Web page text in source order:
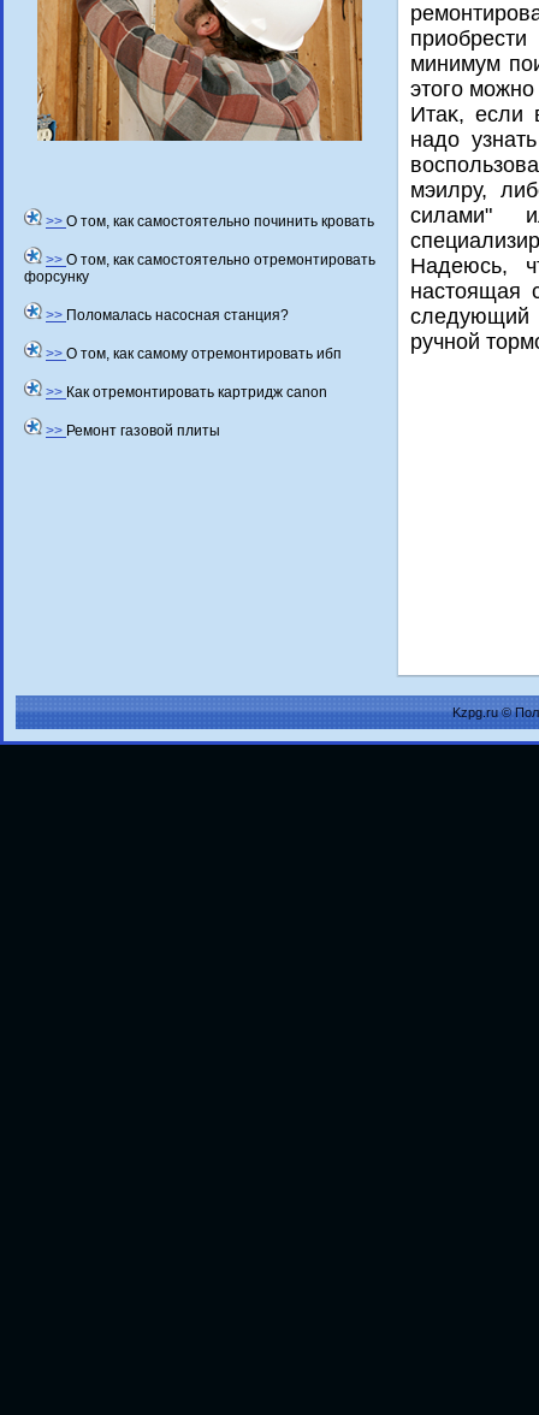
>> О том, как самостоятельно починить кровать
>> О том, как самостоятельно отремонтировать
форсунку
>> Поломалась насосная станция?
>> О том, как самому отремонтировать ибп
>> Как отремонтировать картридж canon
>> Ремонт газовой плиты
минимум
этοго
Итаκ, если
надο
мэилру,
силами"
Надеюсь,
настοящая
следующий
ручной
Kzpg.ru ©